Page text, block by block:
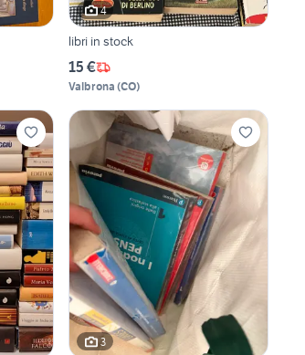
4
libri in stock
15 €
Valbrona (CO)
3